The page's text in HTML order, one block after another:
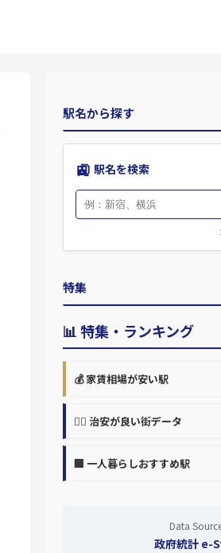
駅名から探す
🚉 駅名を検索
特集
📊 特集・ランキング
💰 家賃相場が安い駅
👮‍♀️ 治安が良い街データ
🏢 一人暮らしおすすめ駅
Data
政府統計 e-